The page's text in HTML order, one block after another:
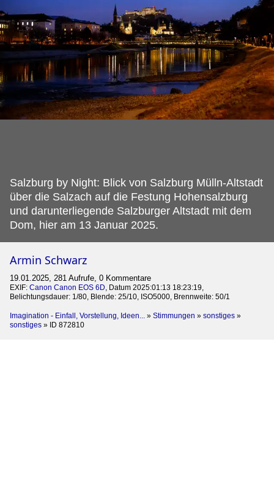
Salzburg by Night: Blick von Salzburg Mülln-Altstadt
über die Salzach auf die Festung Hohensalzburg
und darunterliegende Salzburger Altstadt mit dem
Dom, hier am 13 Januar 2025.
Armin Schwarz
19.01.2025, 281 Aufrufe, 0 Kommentare
EXIF: Canon Canon EOS 6D , Datum 2025:01:13 18:23:19,
Belichtungsdauer: 1/80, Blende: 25/10, ISO5000, Brennweite: 50/1
Imagination - Einfall, Vorstellung, Ideen... » Stimmungen » sonstiges »
sonstiges » ID 872810